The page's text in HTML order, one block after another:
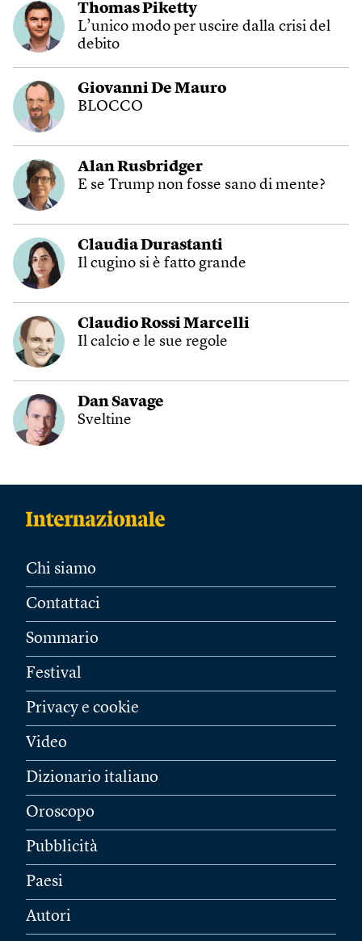
Thomas Piketty
L’unico modo per uscire dalla crisi del
debito
Giovanni De Mauro
BLOCCO
Alan Rusbridger
E se Trump non fosse sano di mente?
Claudia Durastanti
Il cugino si è fatto grande
Claudio Rossi Marcelli
Il calcio e le sue regole
Dan Savage
Sveltine
Chi siamo
Contattaci
Sommario
Festival
Privacy e cookie
Video
Dizionario italiano
Oroscopo
Pubblicità
Paesi
Autori